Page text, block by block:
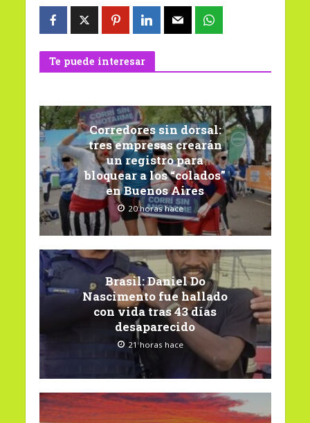
Te puede interesar
Corredores sin dorsal:
tres empresas crearán
un registro para
bloquear a los “colados”
en Buenos Aires
20 horas hace
Brasil: Daniel Do
Nascimento fue hallado
con vida tras 43 días
desaparecido
21 horas hace